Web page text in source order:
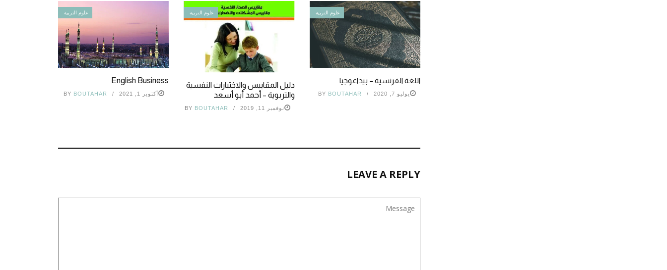
علوم التربية
English Business
أكتوبر 1, 2021 BY BOUTAHAR
علوم التربية
دليل المقاييس والاختبارات النفسية
والتربوية – أحمد أبو أسعد
نوفمبر 11, 2019 BY BOUTAHAR
علوم التربية
اللغة الفرنسية – بيداغوجيا
يوليو 7, 2020 BY BOUTAHAR
LEAVE A REPLY